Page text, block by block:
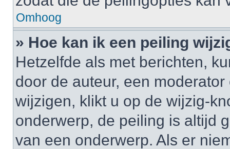
Omhoog
» Hoe kan ik een peiling
Hetzelfde als met berichten,
door de auteur, een
wijzigen, klikt u op de wijzig-
onderwerp, de peiling is altijd
van een onderwerp. Als er